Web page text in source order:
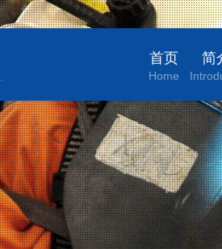
首页
Home
简